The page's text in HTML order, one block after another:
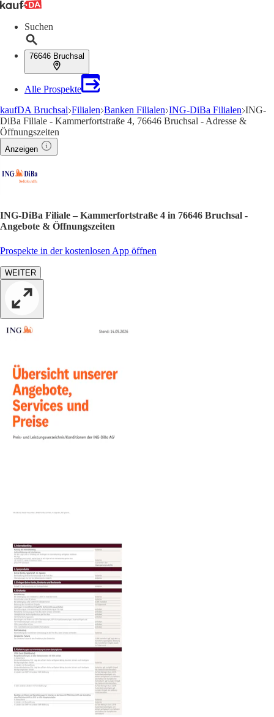
Suchen
76646 Bruchsal
Alle Prospekte
kaufDA Bruchsal Filialen Banken Filialen ING-DiBa Filialen ING-
DiBa Filiale - Kammerfortstraße 4, 76646 Bruchsal - Adresse &
Öffnungszeiten
Anzeigen
ING-DiBa Filiale – Kammerfortstraße 4 in 76646 Bruchsal -
Angebote & Öffnungszeiten
Prospekte in der kostenlosen App öffnen
WEITER